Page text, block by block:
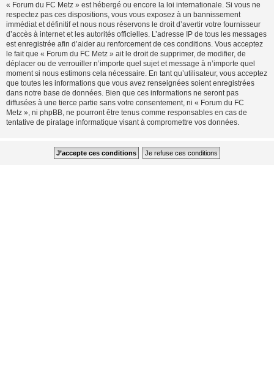
« Forum du FC Metz » est hébergé ou encore la loi internationale. Si vous ne
respectez pas ces dispositions, vous vous exposez à un bannissement
immédiat et définitif et nous nous réservons le droit d’avertir votre fournisseur
d’accès à internet et les autorités officielles. L’adresse IP de tous les messages
est enregistrée afin d’aider au renforcement de ces conditions. Vous acceptez
le fait que « Forum du FC Metz » ait le droit de supprimer, de modifier, de
déplacer ou de verrouiller n’importe quel sujet et message à n’importe quel
moment si nous estimons cela nécessaire. En tant qu’utilisateur, vous acceptez
que toutes les informations que vous avez renseignées soient enregistrées
dans notre base de données. Bien que ces informations ne seront pas
diffusées à une tierce partie sans votre consentement, ni « Forum du FC
Metz », ni phpBB, ne pourront être tenus comme responsables en cas de
tentative de piratage informatique visant à compromettre vos données.